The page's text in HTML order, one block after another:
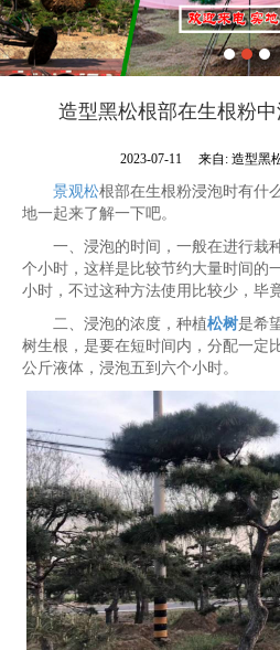
造型黑松根部在生根粉
2023-07-11 来自: 造型黑
景观松根部在生根粉浸泡时有什
地一起来了解一下吧。
一、浸泡的时间，一般在进行栽
个小时，这样是比较节约大量时间的
小时，不过这种方法使用比较少，毕
二、浸泡的浓度，种植松树是希
树生根，是要在短时间内，分配一定
公斤液体，浸泡五到六个小时。